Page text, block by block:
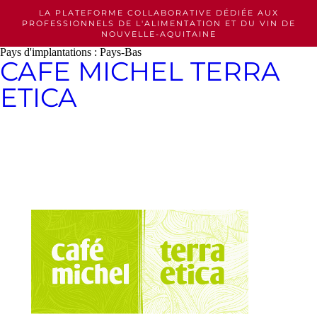
content
LA PLATEFORME COLLABORATIVE DÉDIÉE AUX
PROFESSIONNELS DE L'ALIMENTATION ET DU VIN DE
NOUVELLE-AQUITAINE
Pays d'implantations : Pays-Bas
CAFE MICHEL TERRA
ETICA